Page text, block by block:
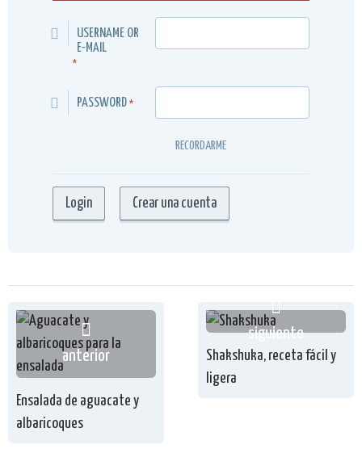
USERNAME OR
E-MAIL
*
PASSWORD *
RECORDARME
anterior
Ensalada de aguacate y
albaricoques
siguiente
Shakshuka, receta fácil y
ligera